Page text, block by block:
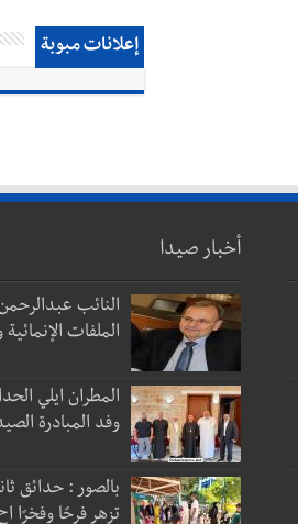
إعلانات مبوبة
أخبار صيدا
النائب
الملفات
المطران ايلي
وفد المبادرة
بالصور : حدائق
تزهر فرحًا وفخرًا